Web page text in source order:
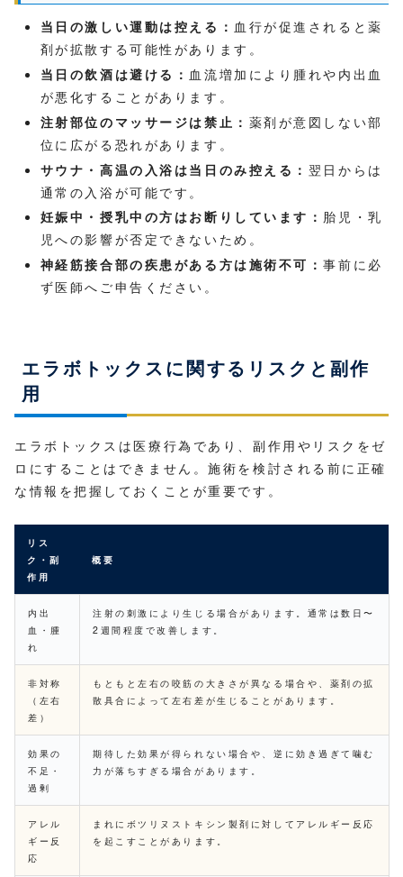
当日の激しい運動は控える： 血行が促進されると薬
剤が拡散する可能性があります。
当日の飲酒は避ける： 血流増加により腫れや内出血
が悪化することがあります。
注射部位のマッサージは禁止： 薬剤が意図しない部
位に広がる恐れがあります。
サウナ・高温の入浴は当日のみ控える： 翌日からは
通常の入浴が可能です。
妊娠中・授乳中の方はお断りしています： 胎児・乳
児への影響が否定できないため。
神経筋接合部の疾患がある方は施術不可：事前に必
ず医師へご申告ください。
エラボトックスに関するリスクと副作
用
エラボトックスは医療行為であり、副作用やリスクをゼ
ロにすることはできません。施術を検討される前に正確
な情報を把握しておくことが重要です。
リス
ク・副
作用
概要
内出
血・腫
れ
注射の刺激により生じる場合があります。通常は数日〜
2週間程度で改善します。
非対称
（左右
差）
もともと左右の咬筋の大きさが異なる場合や、薬剤の拡
散具合によって左右差が生じることがあります。
効果の
不足・
過剰
期待した効果が得られない場合や、逆に効き過ぎて噛む
力が落ちすぎる場合があります。
アレル
ギー反
応
まれにボツリヌストキシン製剤に対してアレルギー反応
を起こすことがあります。